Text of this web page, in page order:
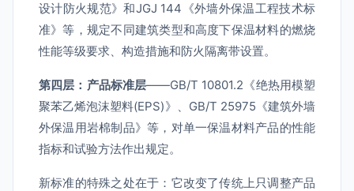
设计防火规范》和JGJ 144《外墙外保温工程技术标
准》等，规定不同建筑类型和高度下保温材料的燃烧
性能等级要求、构造措施和防火隔离带设置。
第四层：产品标准层——GB/T 10801.2《绝热用模塑
聚苯乙烯泡沫塑料(EPS)》、GB/T 25975《建筑外墙
外保温用岩棉制品》等，对单一保温材料产品的性能
指标和试验方法作出规定。
新标准的特殊之处在于：它改变了传统上只调整产品